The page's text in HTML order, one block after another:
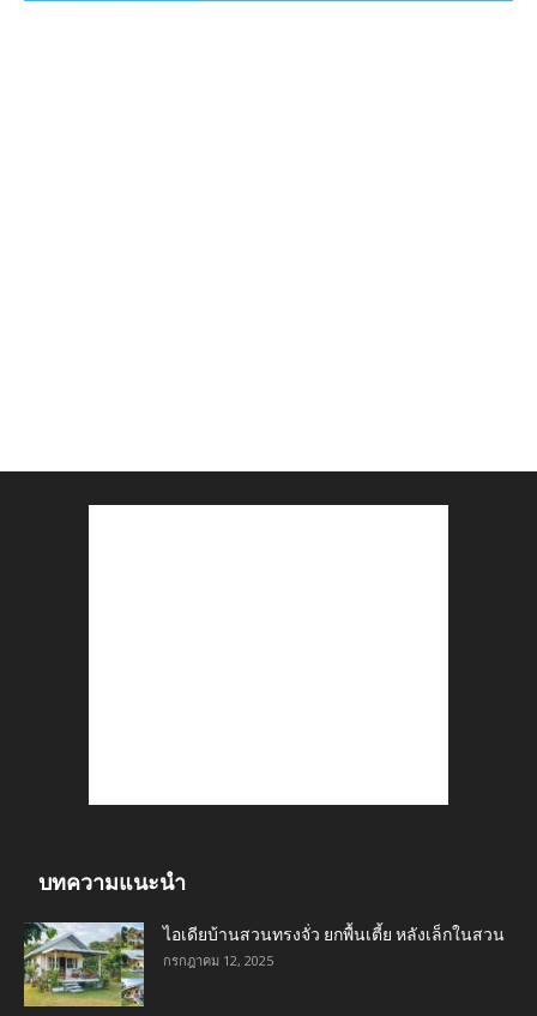
บทความแนะนำ
ไอเดียบ้านสวนทรงจั่ว ยกพื้นเตี้ย หลังเล็กในสวน
กรกฎาคม 12, 2025